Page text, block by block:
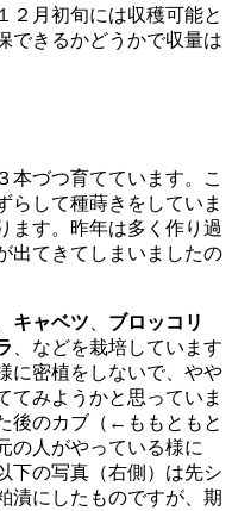
２月初旬には収穫可能と
できるかどうかで収量は
本づつ育てています。こ
らして種蒔きをしていま
ます。昨年は多く作り過
出てきてしまいましたの
キャベツ
ブロッコリ
、などを栽培しています
に密植をしないで、やや
てみようかと思っていま
後のカブ（←ももともと
の人がやっている様に
下の写真（右側）は先シ
漬にしたものですが、期